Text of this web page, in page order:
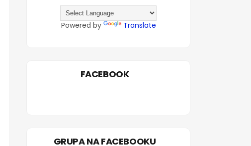
Powered by Translate
FACEBOOK
GRUPA NA FACEBOOKU